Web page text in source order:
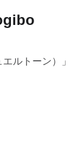
ルトーン）」